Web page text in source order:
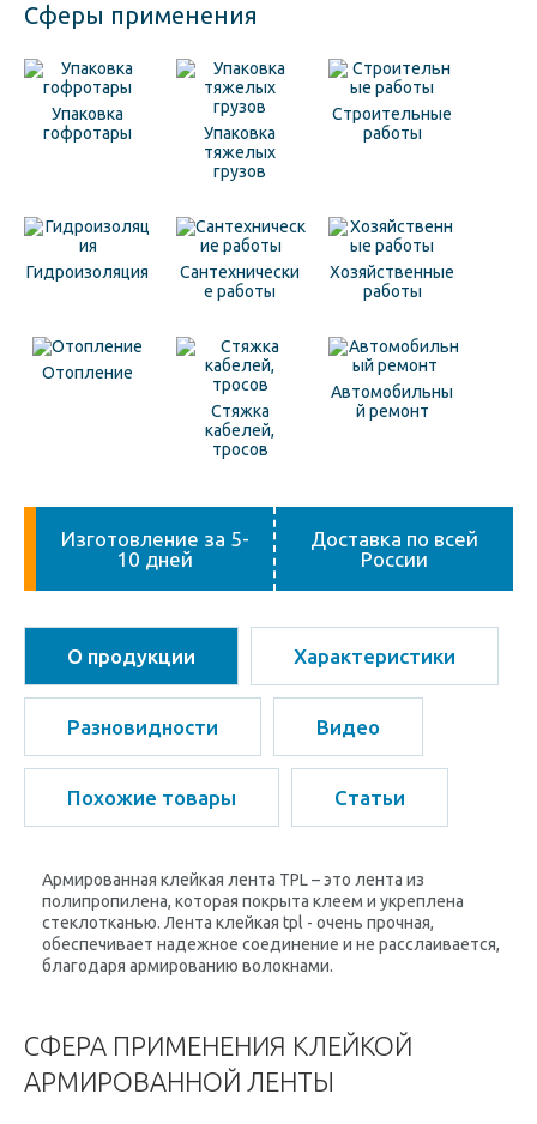
Сферы применения
Упаковка
гофротары
Упаковка
тяжелых
грузов
Строительные
работы
Гидроизоляция
Сантехнически
е работы
Хозяйственные
работы
Отопление
Стяжка
кабелей,
тросов
Автомобильны
й ремонт
Изготовление за 5-
10 дней
Доставка по всей
России
О продукции Характеристики
Разновидности Видео
Похожие товары Статьи
Армированная клейкая лента TPL –это лента из
полипропилена, которая покрыта клеем и укреплена
стеклотканью. Лента клейкая tpl - очень прочная,
обеспечивает надежное соединение и не расслаивается,
благодаря армированию волокнами.
СФЕРА ПРИМЕНЕНИЯ КЛЕЙКОЙ
АРМИРОВАННОЙ ЛЕНТЫ